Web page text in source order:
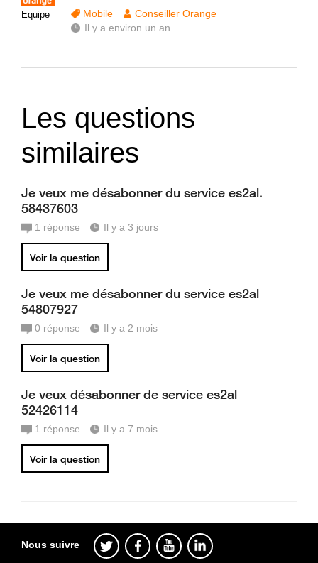
Equipe
Mobile
Conseiller Orange
Il y a environ un an
Les questions
similaires
Je veux me désabonner du service es2al.
58437603
1 réponse Il y a 3 jours
Voir la question
Je veux me désabonner du service es2al
54807927
0 réponse Il y a 2 mois
Voir la question
Je veux désabonner de service es2al
52426114
1 réponse Il y a 7 mois
Voir la question
Nous suivre